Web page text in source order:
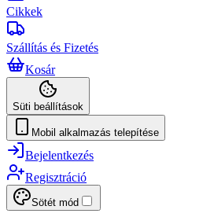
Cikkek
Szállítás és Fizetés
Kosár
Süti beállítások
Mobil alkalmazás telepítése
Bejelentkezés
Regisztráció
Sötét mód